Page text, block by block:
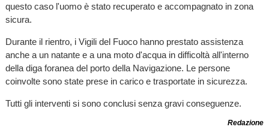
questo caso l'uomo è stato recuperato e accompagnato in zona
sicura.
Durante il rientro, i Vigili del Fuoco hanno prestato assistenza
anche a un natante e a una moto d'acqua in difficoltà all'interno
della diga foranea del porto della Navigazione. Le persone
coinvolte sono state prese in carico e trasportate in sicurezza.
Tutti gli interventi si sono conclusi senza gravi conseguenze.
Redazione